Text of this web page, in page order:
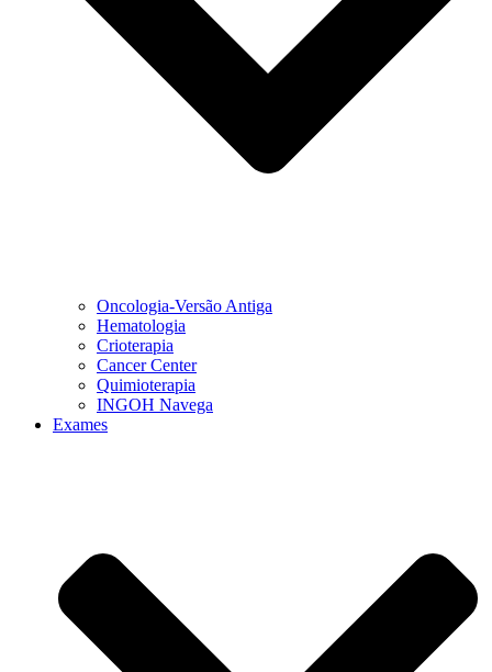
Oncologia-Versão Antiga
Hematologia
Crioterapia
Cancer Center
Quimioterapia
INGOH Navega
Exames